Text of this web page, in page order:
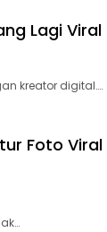
Lagi Viral
kreator digital….
Foto Viral